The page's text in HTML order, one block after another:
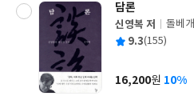
담론
글
쓴
신영복 저
출
사
돌베개
평 9.3(155)
가
16,200원 10%